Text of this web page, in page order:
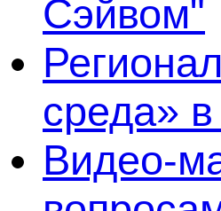
Сэйвом"
среда»
Видео-